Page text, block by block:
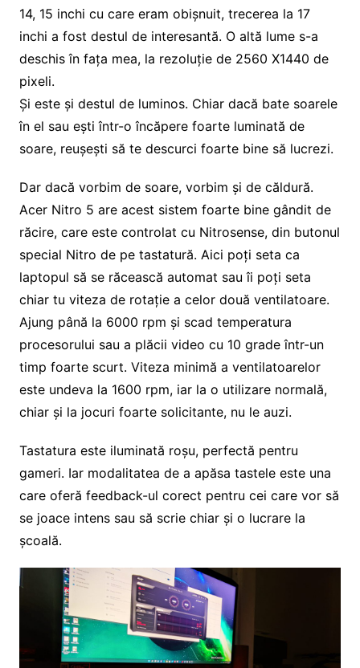
14, 15 inchi cu care eram obișnuit, trecerea la 17
inchi a fost destul de interesantă. O altă lume s-a
deschis în fața mea, la rezoluție de 2560 X1440 de
pixeli.
Și este și destul de luminos. Chiar dacă bate soarele
în el sau ești într-o încăpere foarte luminată de
soare, reușești să te descurci foarte bine să lucrezi.
Dar dacă vorbim de soare, vorbim și de căldură.
Acer Nitro 5 are acest sistem foarte bine gândit de
răcire, care este controlat cu Nitrosense, din butonul
special Nitro de pe tastatură. Aici poți seta ca
laptopul să se răcească automat sau îi poți seta
chiar tu viteza de rotație a celor două ventilatoare.
Ajung până la 6000 rpm și scad temperatura
procesorului sau a plăcii video cu 10 grade într-un
timp foarte scurt. Viteza minimă a ventilatoarelor
este undeva la 1600 rpm, iar la o utilizare normală,
chiar și la jocuri foarte solicitante, nu le auzi.
Tastatura este iluminată roșu, perfectă pentru
gameri. Iar modalitatea de a apăsa tastele este una
care oferă feedback-ul corect pentru cei care vor să
se joace intens sau să scrie chiar și o lucrare la
școală.